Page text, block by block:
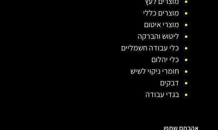
מוצרים כללי
מוצרי איטום
ליטוש והברקה
כלי עבודה חשמליים
כלי יהלום
חומרי ניקוי לשיש
דבקים
בגדי עבודה
אהבתם שתפו